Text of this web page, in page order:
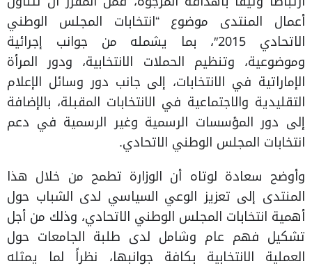
أعمال المنتدى موضوع “انتخابات المجلس الوطني
الاتحادي 2015″، بما يشمله من جوانب إجرائية
وموضوعية، وتنظيم الحملات الانتخابية، ودور المرأة
الإماراتية في الانتخابات، إلى جانب دور وسائل الإعلام
التقليدية والاجتماعية في الانتخابات المقبلة، بالإضافة
إلى دور المؤسسات الرسمية وغير الرسمية في دعم
انتخابات المجلس الوطني الاتحادي.
وأوضح سعادة لوتاه أن الوزارة تطمح من خلال هذا
المنتدى إلى تعزيز الوعي السياسي لدى الشباب حول
أهمية انتخابات المجلس الوطني الاتحادي، وذلك من أجل
تشكيل فهم عام وشامل لدى طلبة الجامعات حول
العملية الانتخابية بكافة جوانبها، نظراً لما يمثله